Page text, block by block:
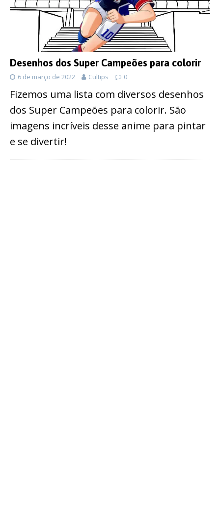
Desenhos dos Super Campeões para colorir
6 de março de 2022 Cultips 0
Fizemos uma lista com diversos desenhos
dos Super Campeões para colorir. São
imagens incríveis desse anime para pintar
e se divertir!